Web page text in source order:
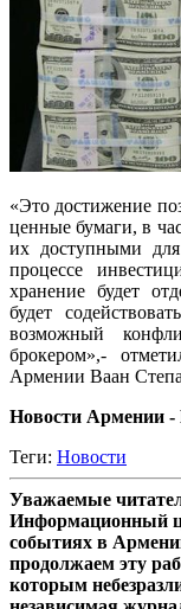
«Это достижение
ценные бумаги, в
их доступными
процессе
хранение будет
будет
возможный
брокером»,-
Армении Ваан
Новости Армении -
Теги: Новости
Уважаемые
Информационный
событиях в
продолжаем эту
которым